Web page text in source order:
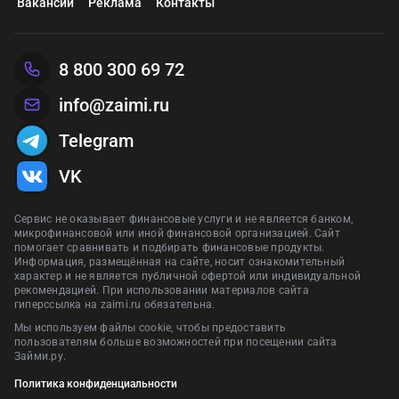
Сервис не оказывает финансовые услуги и не является банком,
микрофинансовой или иной финансовой организацией. Сайт
помогает сравнивать и подбирать финансовые продукты.
Информация, размещённая на сайте, носит ознакомительный
характер и не является публичной офертой или индивидуальной
рекомендацией. При использовании материалов сайта
гиперссылка на zaimi.ru обязательна.
Мы используем файлы cookie, чтобы предоставить
пользователям больше возможностей при посещении сайта
Займи.ру.
Политика конфиденциальности
8 800 300 69 72
info@zaimi.ru
Telegram
VK